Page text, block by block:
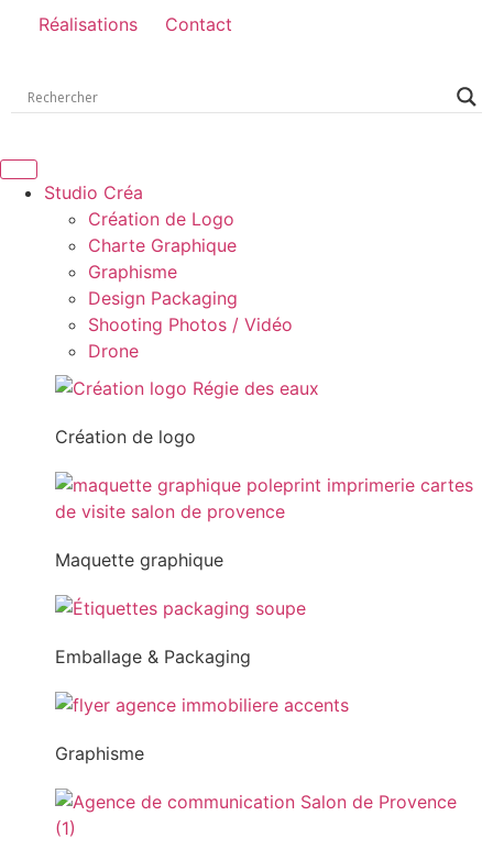
Réalisations Contact
Studio Créa
Création de Logo
Charte Graphique
Graphisme
Design Packaging
Shooting Photos / Vidéo
Drone
Création de logo
Maquette graphique
Emballage & Packaging
Graphisme